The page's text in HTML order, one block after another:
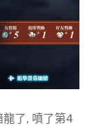
龍了, 噴了第4